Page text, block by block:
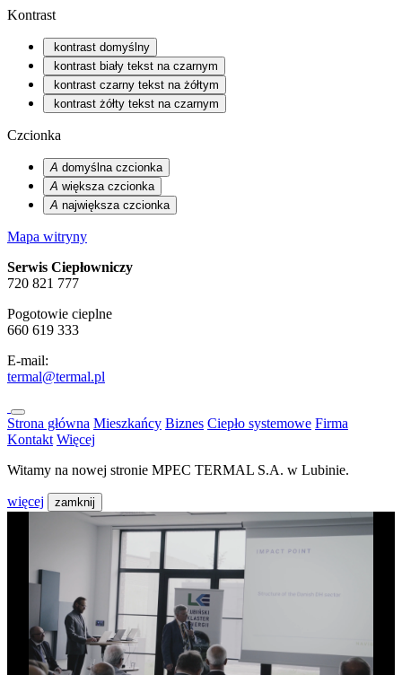
Kontrast
kontrast domyślny
kontrast biały tekst na czarnym
kontrast czarny tekst na żółtym
kontrast żółty tekst na czarnym
Czcionka
A domyślna czcionka
A większa czcionka
A największa czcionka
Mapa witryny
Serwis Ciepłowniczy
720 821 777
Pogotowie cieplne
660 619 333
E-mail:
termal@termal.pl
Strona główna Mieszkańcy Biznes Ciepło systemowe Firma
Kontakt Więcej
Witamy na nowej stronie MPEC TERMAL S.A. w Lubinie.
więcej zamknij